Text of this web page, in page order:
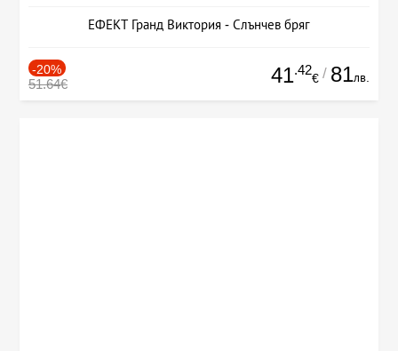
ЕФЕКТ Гранд Виктория - Слънчев бряг
-20%
51.64€ 41.42
€ / 81лв.